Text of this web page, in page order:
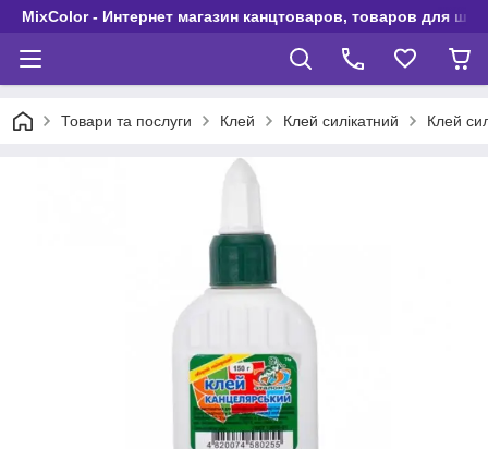
MixColor - Интернет магазин канцтоваров, товаров для
Товари та послуги Клей Клей силікатний Клей